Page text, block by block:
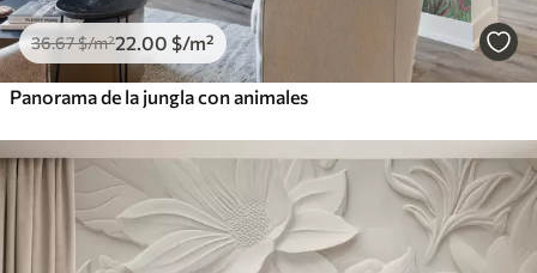
36.67$/m²22 .00 $/m²
Panorama de la jungla con animales